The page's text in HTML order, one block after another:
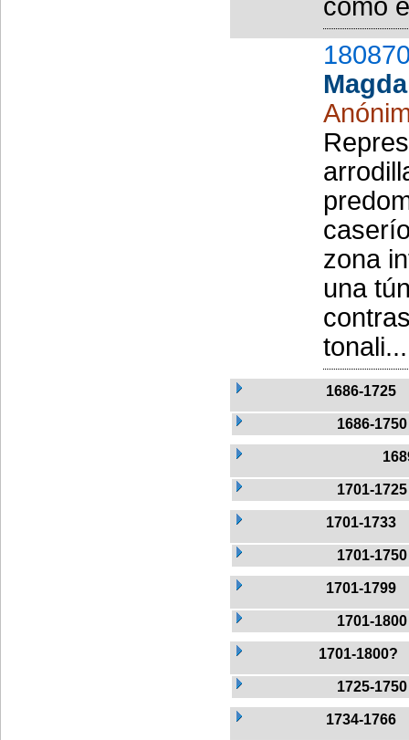
como
zona
una
tonali...
1686-1725
1686-1750
1701-1725
1701-1733
1701-1750
1701-1799
1701-1800
1701-1800?
1725-1750
1734-1766